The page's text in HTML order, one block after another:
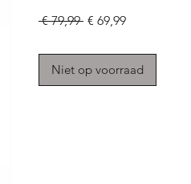
€ 79,99 Normale
€ 69,99Verkoopprijs
Niet op voorraad